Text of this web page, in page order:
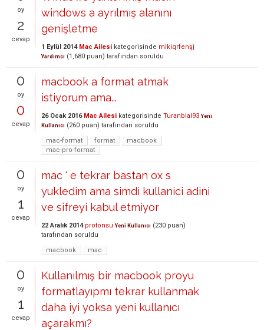
oy
2
cevap
windows a ayrılmış alanını
genişletme
1 Eylül 2014 Mac Ailesi kategorisinde mlkiqrfenşj
Yardımcı (1,680 puan) tarafından soruldu
0
oy
0
cevap
macbook a format atmak
istiyorum ama...
26 Ocak 2016 Mac Ailesi kategorisinde Turanblal93 Yeni
Kullanıcı (260 puan) tarafından soruldu
mac-format
format
macbook
mac-pro-format
0
oy
1
cevap
mac ' e tekrar bastan ox s
yukledim ama simdi kullanici adini
ve sifreyi kabul etmiyor
22 Aralık 2014 protonsu Yeni Kullanıcı (230 puan)
tarafından soruldu
macbook
mac
0
oy
1
cevap
Kullanılmış bir macbook proyu
formatlayıpmı tekrar kullanmak
daha iyi yoksa yeni kullanıcı
açarakmı?